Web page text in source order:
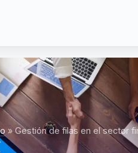
»Gestión de filas en el sector